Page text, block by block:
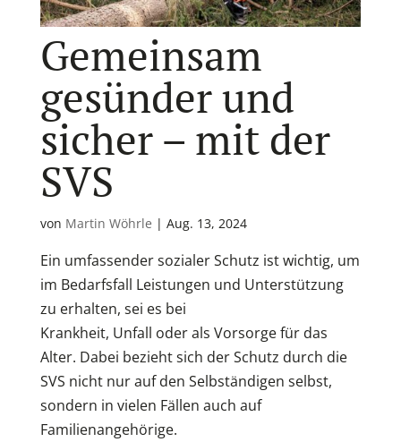
Gemeinsam
gesünder und
sicher – mit der
SVS
von Martin Wöhrle | Aug. 13, 2024
Ein umfassender sozialer Schutz ist wichtig, um
im Bedarfsfall Leistungen und Unterstützung
zu erhalten, sei es bei
Krankheit, Unfall oder als Vorsorge für das
Alter. Dabei bezieht sich der Schutz durch die
SVS nicht nur auf den Selbständigen selbst,
sondern in vielen Fällen auch auf
Familienangehörige.